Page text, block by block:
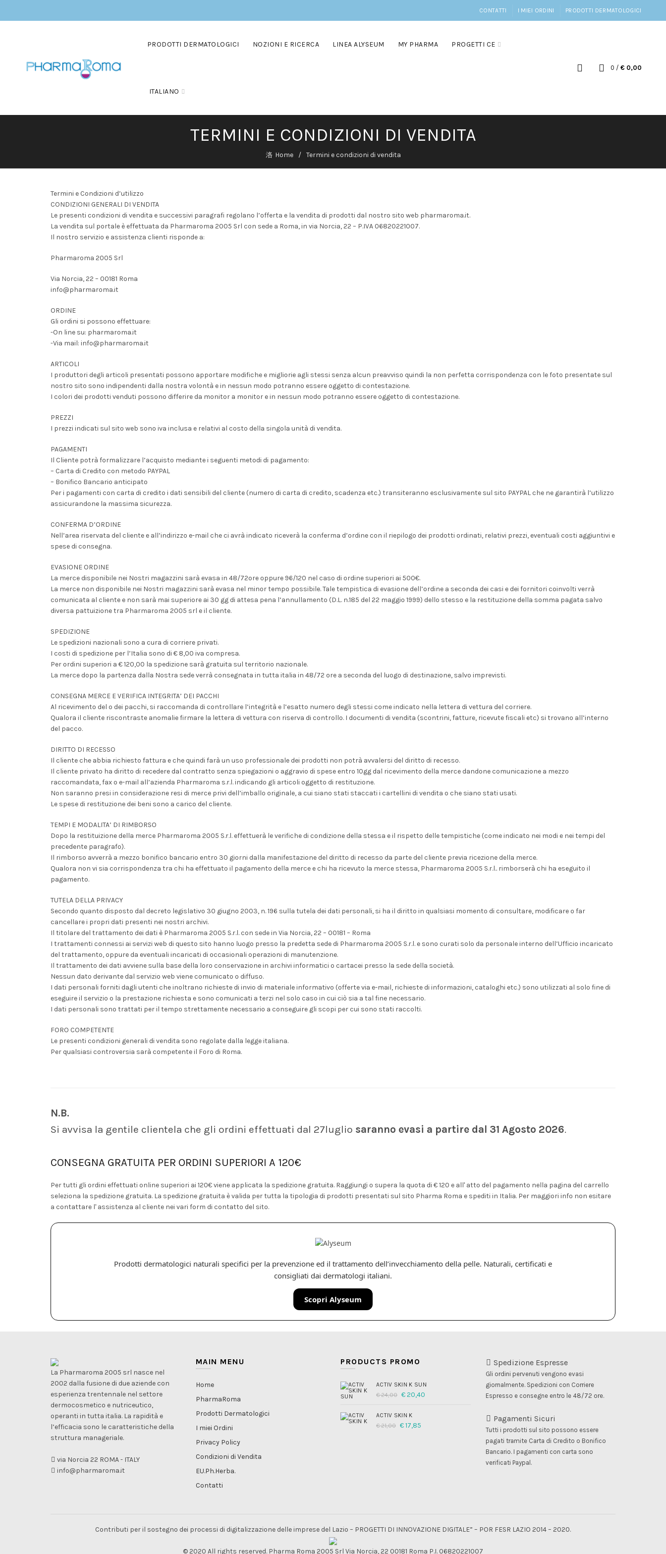
CONTATTI I MIEI ORDINI PRODOTTI DERMATOLOGICI
PRODOTTI DERMATOLOGICI NOZIONI E RICERCA LINEA ALYSEUM MY PHARMA PROGETTI CE
ITALIANO
0 / € 0,00
TERMINI E CONDIZIONI DI VENDITA
Home Termini e condizioni di vendita
Termini e Condizioni d’utilizzo
CONDIZIONI GENERALI DI VENDITA
Le presenti condizioni di vendita e successivi paragrafi regolano l’offerta e la vendita di prodotti dal nostro sito web pharmaroma.it.
La vendita sul portale è effettuata da Pharmaroma 2005 Srl con sede a Roma, in via Norcia, 22 – P.IVA 06820221007.
Il nostro servizio e assistenza clienti risponde a:
Pharmaroma 2005 Srl
Via Norcia, 22 – 00181 Roma
info@pharmaroma.it
ORDINE
Gli ordini si possono effettuare:
-On line su: pharmaroma.it
-Via mail: info@pharmaroma.it
ARTICOLI
I produttori degli articoli presentati possono apportare modifiche e migliorie agli stessi senza alcun preavviso quindi la non perfetta corrispondenza con le foto presentate sul
nostro sito sono indipendenti dalla nostra volontà e in nessun modo potranno essere oggetto di contestazione.
I colori dei prodotti venduti possono differire da monitor a monitor e in nessun modo potranno essere oggetto di contestazione.
PREZZI
I prezzi indicati sul sito web sono iva inclusa e relativi al costo della singola unità di vendita.
PAGAMENTI
Il Cliente potrà formalizzare l’acquisto mediante i seguenti metodi di pagamento:
– Carta di Credito con metodo PAYPAL
– Bonifico Bancario anticipato
Per i pagamenti con carta di credito i dati sensibili del cliente (numero di carta di credito, scadenza etc.) transiteranno esclusivamente sul sito PAYPAL che ne garantirà l’utilizzo
assicurandone la massima sicurezza.
CONFERMA D’ORDINE
Nell’area riservata del cliente e all’indirizzo e-mail che ci avrà indicato riceverà la conferma d’ordine con il riepilogo dei prodotti ordinati, relativi prezzi, eventuali costi aggiuntivi e
spese di consegna.
EVASIONE ORDINE
La merce disponibile nei Nostri magazzini sarà evasa in 48/72ore oppure 96/120 nel caso di ordine superiori ai 500€.
La merce non disponibile nei Nostri magazzini sarà evasa nel minor tempo possibile. Tale tempistica di evasione dell’ordine a seconda dei casi e dei fornitori coinvolti verrà
comunicata al cliente e non sarà mai superiore ai 30 gg di attesa pena l’annullamento (D.L. n.185 del 22 maggio 1999) dello stesso e la restituzione della somma pagata salvo
diversa pattuizione tra Pharmaroma 2005 srl e il cliente.
SPEDIZIONE
Le spedizioni nazionali sono a cura di corriere privati.
I costi di spedizione per l’Italia sono di € 8,00 iva compresa.
Per ordini superiori a € 120,00 la spedizione sarà gratuita sul territorio nazionale.
La merce dopo la partenza dalla Nostra sede verrà consegnata in tutta italia in 48/72 ore a seconda del luogo di destinazione, salvo imprevisti.
CONSEGNA MERCE E VERIFICA INTEGRITA’ DEI PACCHI
Al ricevimento del o dei pacchi, si raccomanda di controllare l’integrità e l’esatto numero degli stessi come indicato nella lettera di vettura del corriere.
Qualora il cliente riscontraste anomalie firmare la lettera di vettura con riserva di controllo. I documenti di vendita (scontrini, fatture, ricevute fiscali etc) si trovano all’interno
del pacco.
DIRITTO DI RECESSO
Il cliente che abbia richiesto fattura e che quindi farà un uso professionale dei prodotti non potrà avvalersi del diritto di recesso.
Il cliente privato ha diritto di recedere dal contratto senza spiegazioni o aggravio di spese entro 10gg dal ricevimento della merce dandone comunicazione a mezzo
raccomandata, fax o e-mail all’azienda Pharmaroma s.r.l. indicando gli articoli oggetto di restituzione.
Non saranno presi in considerazione resi di merce privi dell’imballo originale, a cui siano stati staccati i cartellini di vendita o che siano stati usati.
Le spese di restituzione dei beni sono a carico del cliente.
TEMPI E MODALITA’ DI RIMBORSO
Dopo la restituizione della merce Pharmaroma 2005 S.r.l. effettuerà le verifiche di condizione della stessa e il rispetto delle tempistiche (come indicato nei modi e nei tempi del
precedente paragrafo).
Il rimborso avverrà a mezzo bonifico bancario entro 30 giorni dalla manifestazione del diritto di recesso da parte del cliente previa ricezione della merce.
Qualora non vi sia corrispondenza tra chi ha effettuato il pagamento della merce e chi ha ricevuto la merce stessa, Pharmaroma 2005 S.r.l.. rimborserà chi ha eseguito il
pagamento.
TUTELA DELLA PRIVACY
Secondo quanto disposto dal decreto legislativo 30 giugno 2003, n. 196 sulla tutela dei dati personali, si ha il diritto in qualsiasi momento di consultare, modificare o far
cancellare i propri dati presenti nei nostri archivi.
Il titolare del trattamento dei dati è Pharmaroma 2005 S.r.l. con sede in Via Norcia, 22 – 00181 – Roma
I trattamenti connessi ai servizi web di questo sito hanno luogo presso la predetta sede di Pharmaroma 2005 S.r.l. e sono curati solo da personale interno dell’Ufficio incaricato
del trattamento, oppure da eventuali incaricati di occasionali operazioni di manutenzione.
Il trattamento dei dati avviene sulla base della loro conservazione in archivi informatici o cartacei presso la sede della società.
Nessun dato derivante dal servizio web viene comunicato o diffuso.
I dati personali forniti dagli utenti che inoltrano richieste di invio di materiale informativo (offerte via e-mail, richieste di informazioni, cataloghi etc.) sono utilizzati al solo fine di
eseguire il servizio o la prestazione richiesta e sono comunicati a terzi nel solo caso in cui ciò sia a tal fine necessario.
I dati personali sono trattati per il tempo strettamente necessario a conseguire gli scopi per cui sono stati raccolti.
FORO COMPETENTE
Le presenti condizioni generali di vendita sono regolate dalla legge italiana.
Per qualsiasi controversia sarà competente il Foro di Roma.
N.B.
Si avvisa la gentile clientela che gli ordini effettuati dal 27luglio saranno evasi a partire dal 31 Agosto 2026.
CONSEGNA GRATUITA PER ORDINI SUPERIORI A 120€
Per tutti gli ordini effettuati online superiori ai 120€ viene applicata la spedizione gratuita. Raggiungi o supera la quota di € 120 e all' atto del pagamento nella pagina del carrello
seleziona la spedizione gratuita. La spedizione gratuita è valida per tutta la tipologia di prodotti presentati sul sito Pharma Roma e spediti in Italia. Per maggiori info non esitare
a contattare l' assistenza al cliente nei vari form di contatto del sito.
Prodotti dermatologici naturali specifici per la prevenzione ed il trattamento dell’invecchiamento della pelle. Naturali, certificati e
consigliati dai dermatologi italiani.
Scopri Alyseum
La Pharmaroma 2005 srl nasce nel
2002 dalla fusione di due aziende con
esperienza trentennale nel settore
dermocosmetico e nutriceutico,
operanti in tutta italia. La rapidità e
l’efficacia sono le caratteristiche della
struttura manageriale.
via Norcia 22 ROMA - ITALY
info@pharmaroma.it
MAIN MENU
Home
PharmaRoma
Prodotti Dermatologici
I miei Ordini
Privacy Policy
Condizioni di Vendita
EU.Ph.Herba.
Contatti
PRODUCTS PROMO
ACTIV SKIN K SUN
€24,00 Il
era:
€ 24,00.
€20,40
ACTIV SKIN K
€21,00 Il€17,85
Spedizione Espresse
Gli ordini pervenuti vengono evasi
giornalmente. Spedizioni con Corriere
Espresso e consegne entro le 48/72 ore.
Pagamenti Sicuri
Tutti i prodotti sul sito possono essere
pagati tramite Carta di Credito o Bonifico
Bancario. I pagamenti con carta sono
verificati Paypal.
Contributi per il sostegno dei processi di digitalizzazione delle imprese del Lazio – PROGETTI DI INNOVAZIONE DIGITALE” – POR FESR LAZIO 2014 – 2020.
© 2020 All rights reserved. Pharma Roma 2005 Srl Via Norcia, 22 00181 Roma P.I. 06820221007